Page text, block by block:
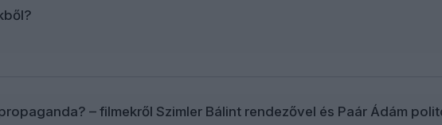
– filmekről Szimler Bálint rendezővel és Paár Ádám